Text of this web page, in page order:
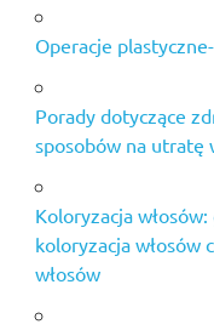
tani
catering
dietetyczny
warszawa
triapidix300
cena
zabiegi
odmładzające
warszawa
zmarszczki
Operacje
Porady dotyczące
sposobów na utratę
Koloryzacja
koloryzacja włosów
włosów